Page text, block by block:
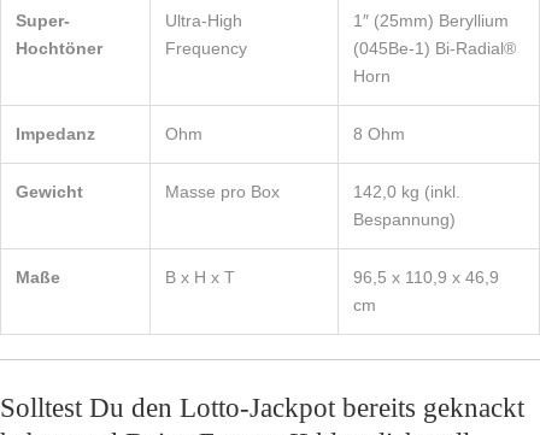
Super-
Hochtöner
Ultra-High
Frequency
1″ (25mm) Beryllium
(045Be-1) Bi-Radial®
Horn
Impedanz Ohm 8 Ohm
Gewicht Masse pro Box
142,0 kg (inkl.
Bespannung)
Maße B x H x T
96,5 x 110,9 x 46,9
cm
Solltest Du den Lotto-Jackpot bereits geknackt